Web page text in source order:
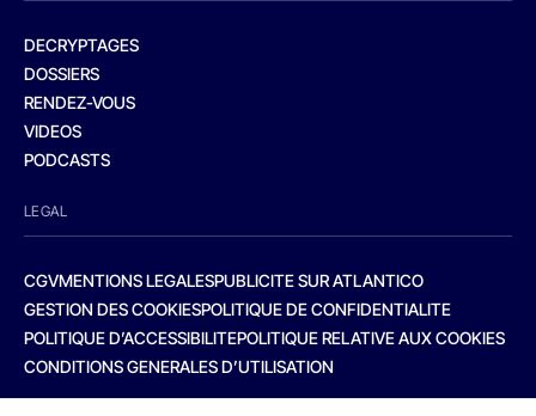
DECRYPTAGES
DOSSIERS
RENDEZ-VOUS
VIDEOS
PODCASTS
LEGAL
CGVMENTIONS LEGALESPUBLICITE SUR ATLANTICO
GESTION DES COOKIESPOLITIQUE DE CONFIDENTIALITE
POLITIQUE D’ACCESSIBILITEPOLITIQUE RELATIVE AUX COOKIES
CONDITIONS GENERALES D’UTILISATION